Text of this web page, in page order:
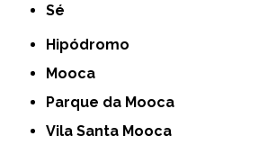
Sé
Hipódromo
Mooca
Parque da Mooca
Vila Santa Mooca